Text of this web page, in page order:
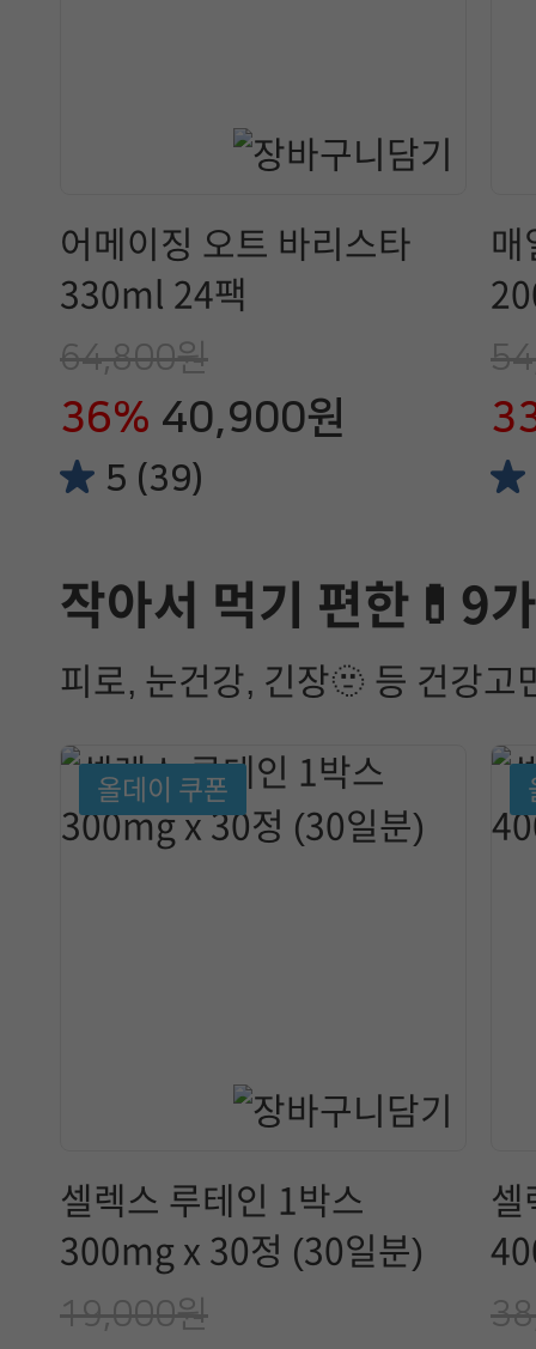
어메이징 오트 바리스타
330ml 24팩
64,800원
36% 40,900원
5 (39)
매
작아서 먹기 편한💊9
피로, 눈건강, 긴장🫥 등 건강고
올데이 쿠폰
셀렉스 루테인 1박스
300mg x 30정 (30일분)
19,000원
셀